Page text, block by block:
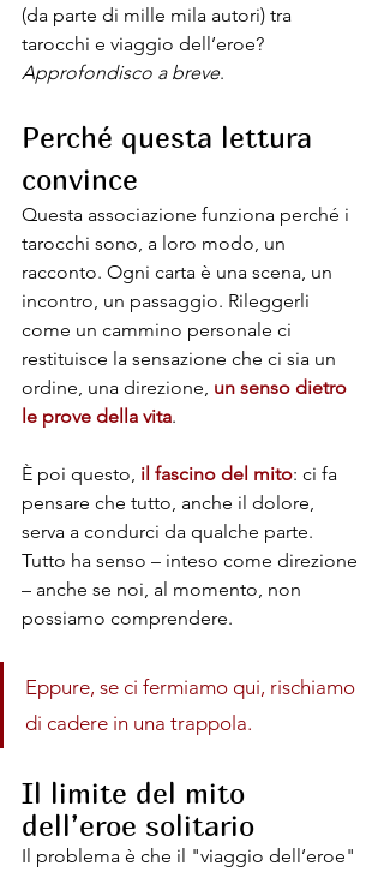
(da parte di mille mila autori) tra
tarocchi e viaggio dell’eroe?
Approfondisco a breve.
Perché questa lettura
convince
Questa associazione funziona perché i
tarocchi sono, a loro modo, un
racconto. Ogni carta è una scena, un
incontro, un passaggio. Rileggerli
come un cammino personale ci
restituisce la sensazione che ci sia un
ordine, una direzione, un senso dietro
le prove della vita.
È poi questo, il fascino del mito: ci fa
pensare che tutto, anche il dolore,
serva a condurci da qualche parte.
Tutto ha senso – inteso come direzione
– anche se noi, al momento, non
possiamo comprendere.
Eppure, se ci fermiamo qui, rischiamo
di cadere in una trappola.
Il limite del mito
dell’eroe solitario
Il problema è che il "viaggio dell’eroe"